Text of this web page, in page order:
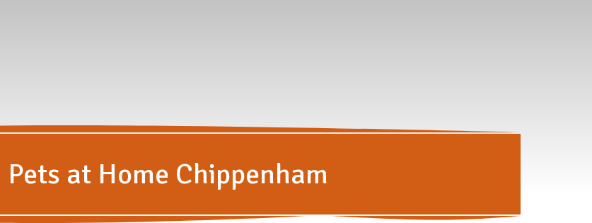
Pets at Home Chippenham